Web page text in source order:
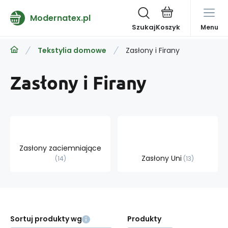
Modernatex.pl
Szukaj Menu
Tekstylia domowe Zasłony i Firany
Zasłony i Firany
Zasłony zaciemniające
14 Zasłony Uni 13
Sortuj produkty wg Produkty